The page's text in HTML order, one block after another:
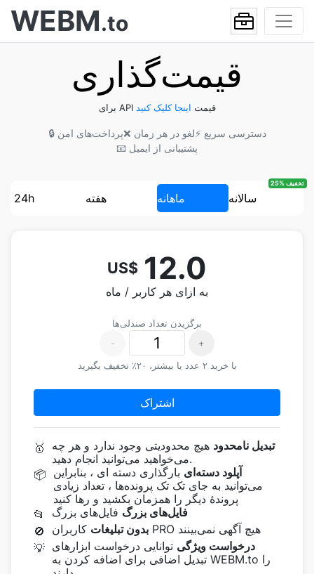
WEBM.to
قیمت‌گذاری
برای API قیمت اینجا کلیک کنید
🔒 پرداخت‌های امن ❌ لغو در هر زمان
⚡ دسترسی سریع
📧 پشتیبانی از ایمیل
24h هفته‌ ماهانه سالانه
25% تخفیف
US$ 12.0
به ازای هر کاربر / ماه
برگزیدن تعداد صندلی‌ها
-
+
با خرید ۲ عدد یا بیشتر، ۲۰٪ تخفیف بگیرید
اشتراک
🥇 تبدیل نامحدود هیچ محدودیتی وجود ندارد و هر چه
می‌خواهید می‌توانید انجام دهید.
📦
آپلود دسته‌ای بارگذاری دسته ای ، بنابراین
می‌توانید به جای تک تک پرونده‌ها ، تعداد زیادی
پروندۀ دیگر را همزمان بکشید و رها کنید
📂
فایل‌های بزرگ فایل‌های بزرگ
🚫
بدون تبلیغات
کاربران PRO هیچ آگهی نمی‌بینند
💡
درخواست ویژگی توانایی درخواست ابزارهای
تبدیل اضافی برای اضافه کردن به WEBM.to را